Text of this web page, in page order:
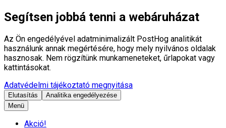
Segítsen jobbá tenni a webáruházat
Az Ön engedélyével adatminimalizált PostHog analitikát
használunk annak megértésére, hogy mely nyilvános oldalak
hasznosak. Nem rögzítünk munkameneteket, űrlapokat vagy
kattintásokat.
Adatvédelmi tájékoztató megnyitása
Elutasítás
Analitika engedélyezése
Menü
Akció!